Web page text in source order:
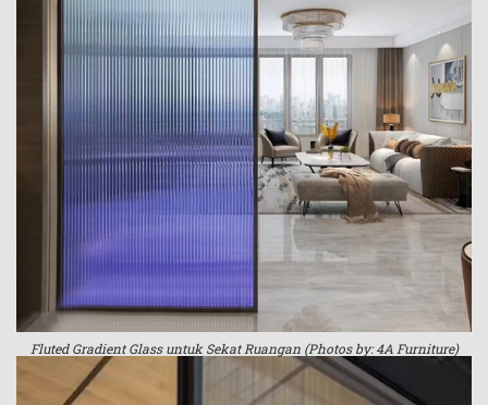
Fluted Gradient Glass untuk Sekat Ruangan (Photos by: 4A Furniture)